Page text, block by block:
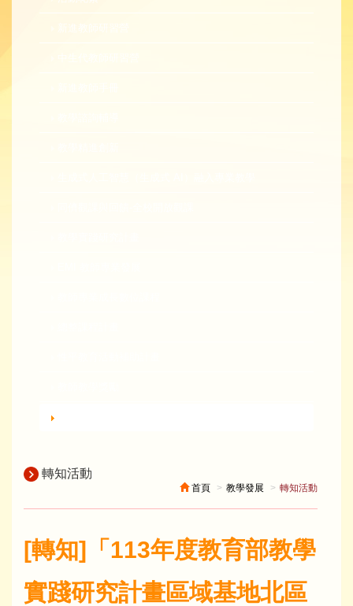
新進教師研習營
轉知活動
首頁 教學發展 轉知活動
[轉知]「113年度教育部教學
實踐研究計畫區域基地北區